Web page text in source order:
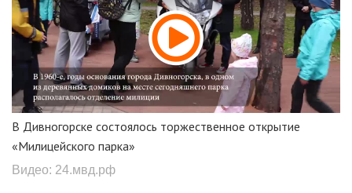
В Дивногорске состоялось торжественное открытие
«Милицейского парка»
Видео: 24.мвд.рф